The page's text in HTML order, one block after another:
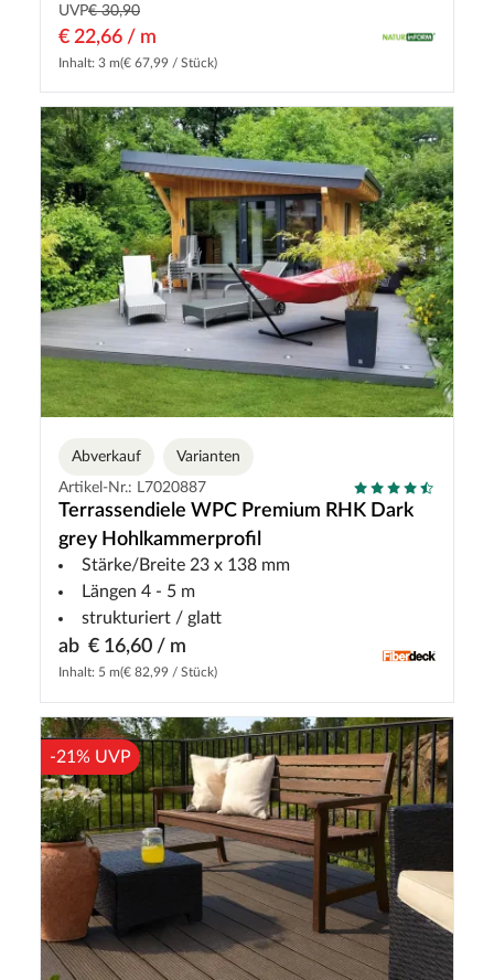
UVP€ 30,90
€ 22,66 / m
Inhalt: 3 m(€ 67,99 / Stück)
Abverkauf
Varianten
Artikel-Nr.: L7020887
Terrassendiele WPC Premium RHK Dark
grey Hohlkammerprofil
Stärke/Breite 23 x 138 mm
Längen 4 - 5 m
strukturiert / glatt
ab € 16,60 / m
Inhalt: 5 m(€ 82,99 / Stück)
-21% UVP